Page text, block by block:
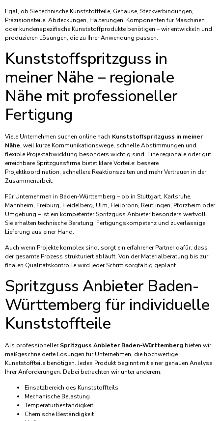
Egal, ob Sie technische Kunststoffteile, Gehäuse, Steckverbindungen,
Präzisionsteile, Abdeckungen, Halterungen, Komponenten für Maschinen
oder kundenspezifische Kunststoffprodukte benötigen – wir entwickeln und
produzieren Lösungen, die zu Ihrer Anwendung passen.
Kunststoffspritzguss in
meiner Nähe – regionale
Nähe mit professioneller
Fertigung
Viele Unternehmen suchen online nach Kunststoffspritzguss in meiner
Nähe, weil kurze Kommunikationswege, schnelle Abstimmungen und
flexible Projektabwicklung besonders wichtig sind. Eine regionale oder gut
erreichbare Spritzgussfirma bietet klare Vorteile: bessere
Projektkoordination, schnellere Reaktionszeiten und mehr Vertrauen in der
Zusammenarbeit.
Für Unternehmen in Baden-Württemberg – ob in Stuttgart, Karlsruhe,
Mannheim, Freiburg, Heidelberg, Ulm, Heilbronn, Reutlingen, Pforzheim oder
Umgebung – ist ein kompetenter Spritzguss Anbieter besonders wertvoll.
Sie erhalten technische Beratung, Fertigungskompetenz und zuverlässige
Lieferung aus einer Hand.
Auch wenn Projekte komplex sind, sorgt ein erfahrener Partner dafür, dass
der gesamte Prozess strukturiert abläuft. Von der Materialberatung bis zur
finalen Qualitätskontrolle wird jeder Schritt sorgfältig geplant.
Spritzguss Anbieter Baden-
Württemberg für individuelle
Kunststoffteile
Als professionellerSpritzguss Anbieter Baden-Württemberg bieten wir
maßgeschneiderte Lösungen für Unternehmen, die hochwertige
Kunststoffteile benötigen. Jedes Produkt beginnt mit einer genauen Analyse
Ihrer Anforderungen. Dabei betrachten wir unter anderem:
Einsatzbereich des Kunststoffteils
Mechanische Belastung
Temperaturbeständigkeit
Chemische Beständigkeit